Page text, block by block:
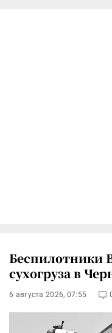
Беспилотники
сухогруза в
6 августа 2026, 07:55